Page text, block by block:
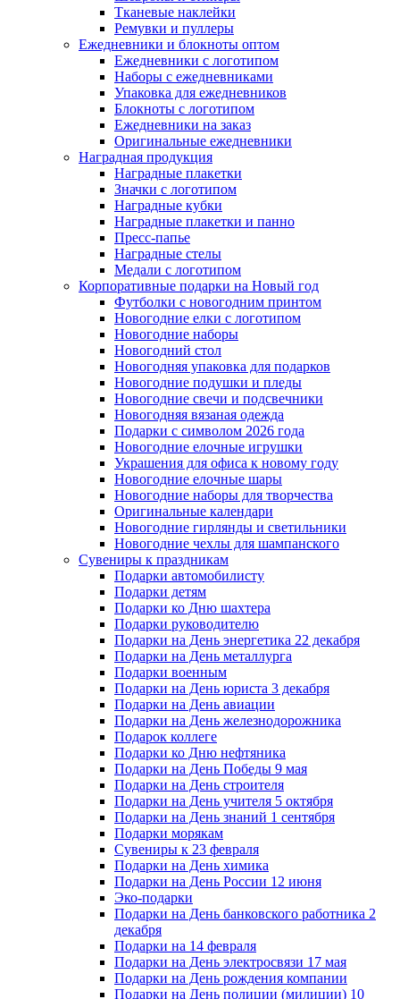
Тканевые наклейки
Ремувки и пуллеры
Ежедневники и блокноты оптом
Ежедневники с логотипом
Наборы с ежедневниками
Упаковка для ежедневников
Блокноты с логотипом
Ежедневники на заказ
Оригинальные ежедневники
Наградная продукция
Наградные плакетки
Значки с логотипом
Наградные кубки
Наградные плакетки и панно
Пресс-папье
Наградные стелы
Медали с логотипом
Корпоративные подарки на Новый год
Футболки с новогодним принтом
Новогодние елки с логотипом
Новогодние наборы
Новогодний стол
Новогодняя упаковка для подарков
Новогодние подушки и пледы
Новогодние свечи и подсвечники
Новогодняя вязаная одежда
Подарки с символом 2026 года
Новогодние елочные игрушки
Украшения для офиса к новому году
Новогодние елочные шары
Новогодние наборы для творчества
Оригинальные календари
Новогодние гирлянды и светильники
Новогодние чехлы для шампанского
Сувениры к праздникам
Подарки автомобилисту
Подарки детям
Подарки ко Дню шахтера
Подарки руководителю
Подарки на День энергетика 22 декабря
Подарки на День металлурга
Подарки военным
Подарки на День юриста 3 декабря
Подарки на День авиации
Подарки на День железнодорожника
Подарок коллеге
Подарки ко Дню нефтяника
Подарки на День Победы 9 мая
Подарки на День строителя
Подарки на День учителя 5 октября
Подарки на День знаний 1 сентября
Подарки морякам
Сувениры к 23 февраля
Подарки на День химика
Подарки на День России 12 июня
Эко-подарки
Подарки на День банковского работника 2
декабря
Подарки на 14 февраля
Подарки на День электросвязи 17 мая
Подарки на День рождения компании
Подарки на День полиции (милиции) 10